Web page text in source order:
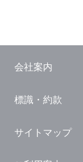
国内観光ガイド
旅行・観光情報
会社案内
標識・約款
サイトマップ